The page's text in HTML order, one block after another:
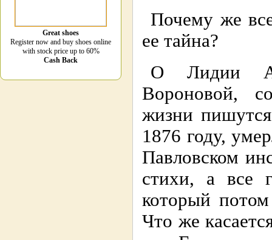
Почему же
ее тайна?
О Лидии
Вороновой,
жизни
1876 году,
Павловском
стихи, а все
который
Что же
Great shoes
Register now and buy shoes online
with stock price up to 60%
Cash Back